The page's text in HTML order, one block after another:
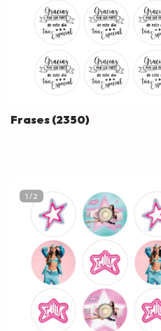
Frases (2350)
1 /2